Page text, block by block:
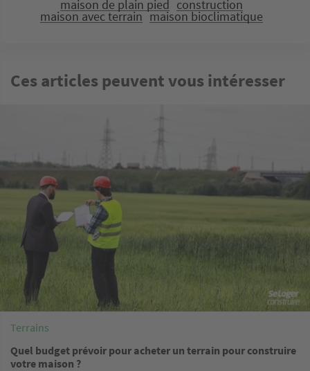
maison de plain pied construction
maison avec terrain maison bioclimatique
Ces articles peuvent vous intéresser
Terrains
Quel budget prévoir pour acheter un terrain pour construire
votre maison ?